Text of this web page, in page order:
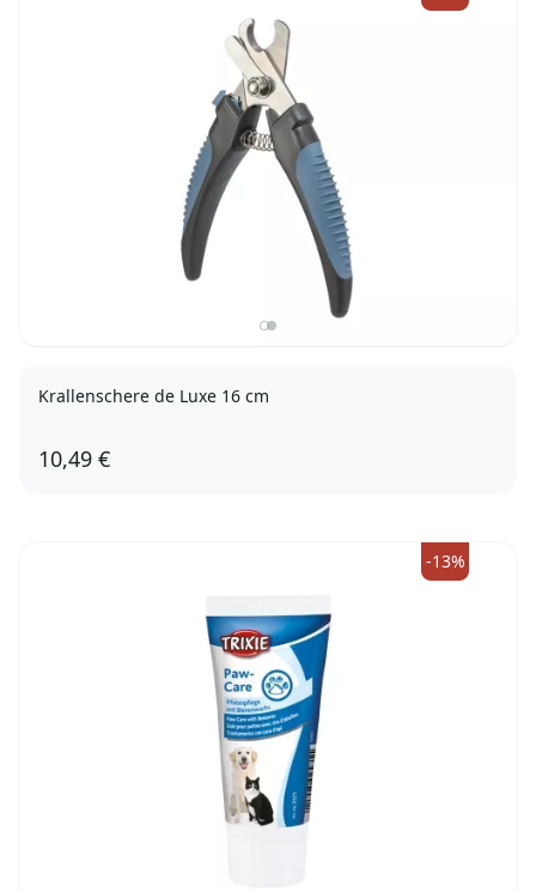
Krallenschere de Luxe 16 cm
10,49 €
-13%